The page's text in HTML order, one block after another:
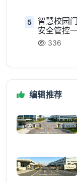
5
智慧校园
安全管控
336
编辑推荐